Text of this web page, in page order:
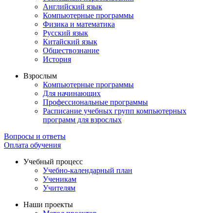
Английский язык
Компьютерные программы
Физика и математика
Русский язык
Китайский язык
Обществознание
История
Взрослым
Компьютерные программы
Для начинающих
Профессиональные программы
Расписание учебных групп компьютерных
программ для взрослых
Вопросы и ответы
Оплата обучения
Учебный процесс
Учебно-календарный план
Ученикам
Учителям
Наши проекты